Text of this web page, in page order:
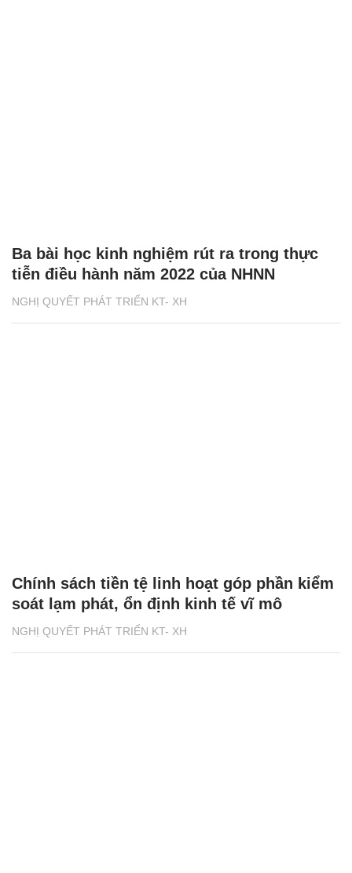
NGHỊ QUYẾT PHÁT TRIỂN KT- XH
Ba bài học kinh nghiệm rút ra trong thực
tiễn điều hành năm 2022 của NHNN
NGHỊ QUYẾT PHÁT TRIỂN KT- XH
Chính sách tiền tệ linh hoạt góp phần kiểm
soát lạm phát, ổn định kinh tế vĩ mô